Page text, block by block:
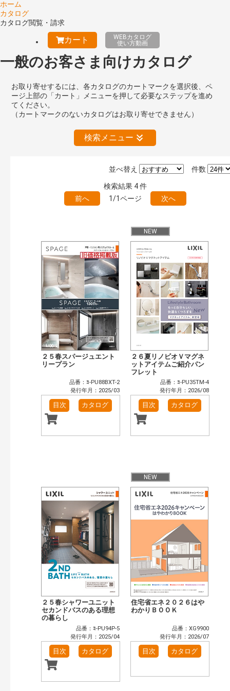
ホーム
カタログ
カタログ閲覧・請求
カート
WEBカタログ
使い方動画
一般のお客さま向けカタログ
お取り寄せするには、各カタログのカートマークを選択後、ペ
ージ上部の「カート」メニューを押して必要なステップを進め
てください。
（カートマークのないカタログはお取り寄せできません）
検索メニュー
絞り込みの解除
目次も検索
おすすめハッシュタグ
まずはここから（4）
施工イメージ・アイデア集（6）
リフォームおすすめ（10）
省エネ住宅関連（1）
補助金・優遇制度を知る（1）
カテゴリー
窓・シャッター（3）
玄関ドア・引戸（5）
インテリア建材（6）
エクステリア（2）
タイル建材（4）
キッチン（1）
浴室（4）
洗面化粧室（6）
小型電気温水器（1）
太陽光発電・屋根・外壁（1）
高性能住宅工法（3）
その他（2）
発行年で検索
終了年:
件数
並べ替え
検索結果 4件
前へ
1/1ページ 次へ
２５春スパージュエント
リープラン
品番：ﾖ-PU88BXT-2
発行年月：2025/03
目次 カタログ
NEW
２６夏リノビオＶマグネ
ットアイテムご紹介パン
フレット
品番：ﾖ-PU35TM-4
発行年月：2026/08
目次 カタログ
２５春シャワーユニット
セカンドバスのある理想
の暮らし
品番：ﾖ-PU94P-5
発行年月：2025/04
目次 カタログ
NEW
住宅省エネ２０２６はや
わかりＢＯＯＫ
品番：XG9900
発行年月：2026/07
目次 カタログ